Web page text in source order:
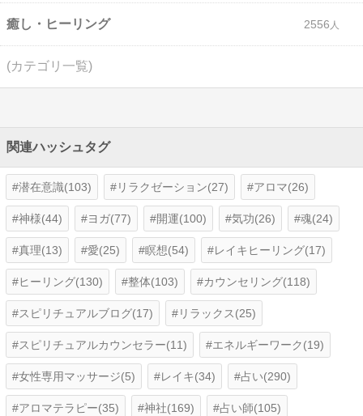
癒し・ヒーリング 2556
(カテゴリ一覧)
関連ハッシュタグ
潜在意識(103) リラクゼーション(27) アロマ(26)
神様(44) ヨガ(77) 開運(100) 気功(26) 魂(24)
真理(13) 愛(25) 瞑想(54) レイキヒーリング(17)
ヒーリング(130) 整体(103) カウンセリング(118)
スピリチュアルブログ(17) リラックス(25)
スピリチュアルカウンセラー(11) エネルギーワーク(19)
女性専用マッサージ(5) レイキ(34) 占い(290)
アロマテラピー(35) 神社(169) 占い師(105)